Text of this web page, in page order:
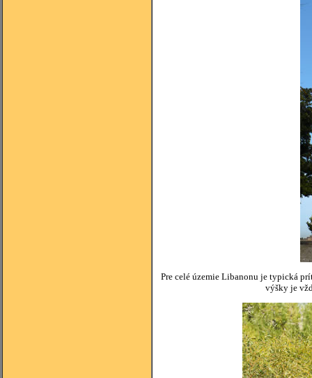
Pre celé územie Libanonu je typická
výšky je